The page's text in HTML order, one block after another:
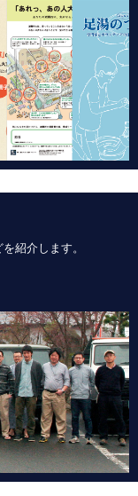
紹介します。